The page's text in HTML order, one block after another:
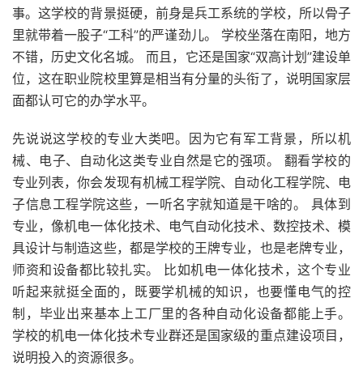
事。这学校的背景挺硬，前身是兵工系统的学校，所以骨子
里就带着一股子“工科”的严谨劲儿。 学校坐落在南阳，地方
不错，历史文化名城。 而且，它还是国家“双高计划”建设单
位，这在职业院校里算是相当有分量的头衔了，说明国家层
面都认可它的办学水平。
先说说这学校的专业大类吧。因为它有军工背景，所以机
械、电子、自动化这类专业自然是它的强项。 翻看学校的
专业列表，你会发现有机械工程学院、自动化工程学院、电
子信息工程学院这些，一听名字就知道是干啥的。 具体到
专业，像机电一体化技术、电气自动化技术、数控技术、模
具设计与制造这些，都是学校的王牌专业，也是老牌专业，
师资和设备都比较扎实。 比如机电一体化技术，这个专业
听起来就挺全面的，既要学机械的知识，也要懂电气的控
制，毕业出来基本上工厂里的各种自动化设备都能上手。
学校的机电一体化技术专业群还是国家级的重点建设项目，
说明投入的资源很多。